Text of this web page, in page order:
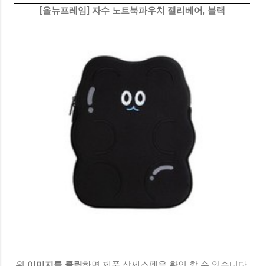
[올뉴프레임] 자수 노트북파우치 젤리베어, 블랙